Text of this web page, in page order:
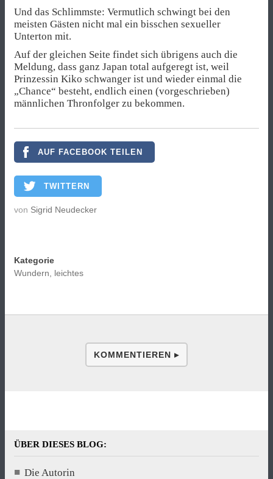
Und das Schlimmste: Vermutlich schwingt bei den
meisten Gästen nicht mal ein bisschen sexueller
Unterton mit.
Auf der gleichen Seite findet sich übrigens auch die
Meldung, dass ganz Japan total aufgeregt ist, weil
Prinzessin Kiko schwanger ist und wieder einmal die
„Chance“ besteht, endlich einen (vorgeschrieben)
männlichen Thronfolger zu bekommen.
AUF FACEBOOK TEILEN
TWITTERN
von Sigrid Neudecker
Kategorie
Wundern, leichtes
KOMMENTIEREN ▸
ÜBER DIESES BLOG:
Die Autorin